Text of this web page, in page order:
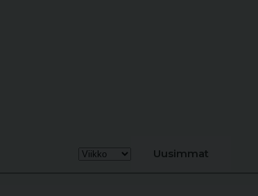
Uusimmat